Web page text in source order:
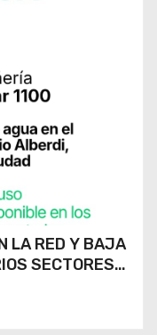
LA RED Y BAJA
SECTORES